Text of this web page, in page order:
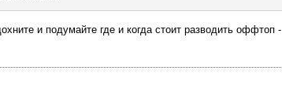
и подумайте где и когда стоит разводить оффтоп -